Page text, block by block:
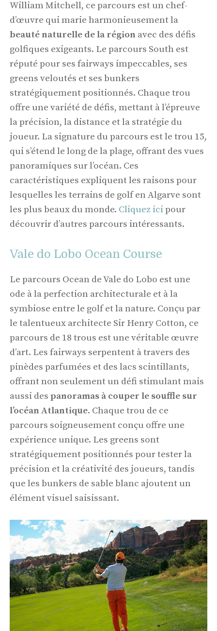
William Mitchell, ce parcours est un chef-
d’œuvre qui marie harmonieusement la
beauté naturelle de la région avec des défis
golfiques exigeants. Le parcours South est
réputé pour ses fairways impeccables, ses
greens veloutés et ses bunkers
stratégiquement positionnés. Chaque trou
offre une variété de défis, mettant à l’épreuve
la précision, la distance et la stratégie du
joueur. La signature du parcours est le trou 15,
qui s’étend le long de la plage, offrant des vues
panoramiques sur l’océan. Ces
caractéristiques expliquent les raisons pour
lesquelles les terrains de golf en Algarve sont
les plus beaux du monde. Cliquez icipour
découvrir d’autres parcours intéressants.
Vale do Lobo Ocean Course
Le parcours Ocean de Vale do Lobo est une
ode à la perfection architecturale et à la
symbiose entre le golf et la nature. Conçu par
le talentueux architecte Sir Henry Cotton, ce
parcours de 18 trous est une véritable œuvre
d’art. Les fairways serpentent à travers des
pinèdes parfumées et des lacs scintillants,
offrant non seulement un défi stimulant mais
aussi des panoramas à couper le souffle sur
l’océan Atlantique. Chaque trou de ce
parcours soigneusement conçu offre une
expérience unique. Les greens sont
stratégiquement positionnés pour tester la
précision et la créativité des joueurs, tandis
que les bunkers de sable blanc ajoutent un
élément visuel saisissant.